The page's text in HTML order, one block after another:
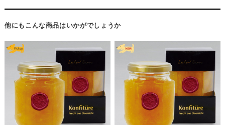
他にもこんな商品はいかがでしょうか